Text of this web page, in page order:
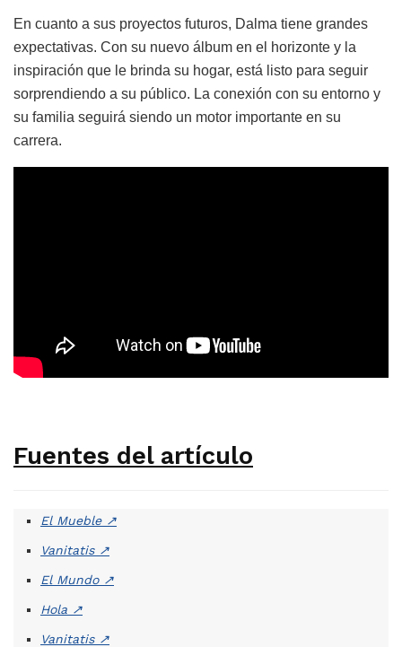
En cuanto a sus proyectos futuros, Dalma tiene grandes
expectativas. Con su nuevo álbum en el horizonte y la
inspiración que le brinda su hogar, está listo para seguir
sorprendiendo a su público. La conexión con su entorno y
su familia seguirá siendo un motor importante en su
carrera.
Fuentes del artículo
El Mueble ↗
Vanitatis ↗
El Mundo ↗
Hola ↗
Vanitatis ↗